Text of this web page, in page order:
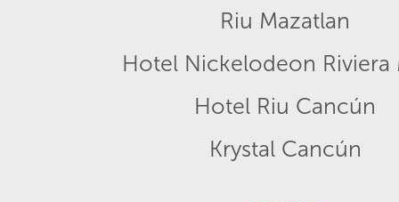
Riu Mazatlan
Hotel Nickelodeon Riviera
Hotel Riu Cancún
Krystal Cancún